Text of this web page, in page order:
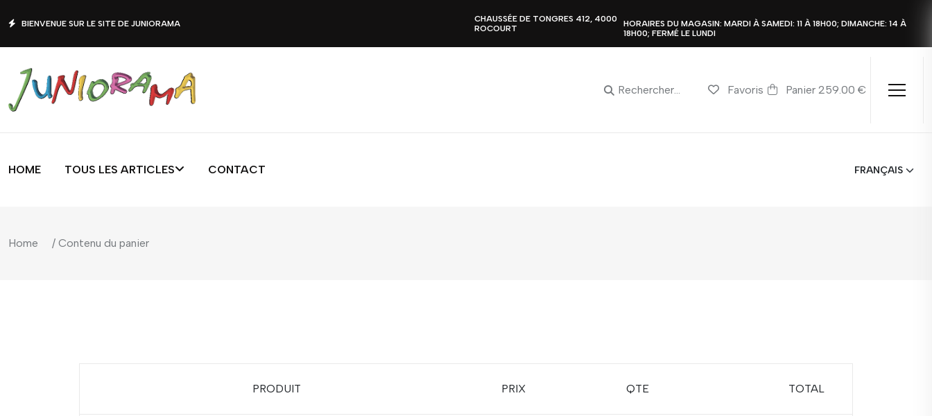
BIENVENUE SUR LE SITE DE JUNIORAMA
CHAUSSÉE DE TONGRES 412, 4000
ROCOURT
HORAIRES DU MAGASIN: MARDI À SAMEDI: 11 À 18H00; DIMANCHE: 14 À
18H00; FERMÉ LE LUNDI
Favoris Panier 259.00 €
HOME TOUS LES ARTICLES CONTACT
Home / Contenu du panier
PRODUIT PRIX QTE TOTAL